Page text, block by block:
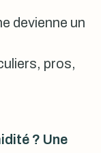
devienne un
pros,
? Une